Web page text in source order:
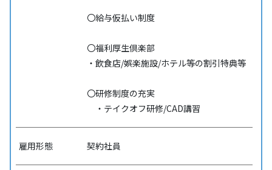
〇給与仮払い制度
〇福利厚生倶楽部
・飲食店/娯楽施設/ホテル等の割引特典等
〇研修制度の充実
・テイクオフ研修/CAD講習
雇用形態 契約社員